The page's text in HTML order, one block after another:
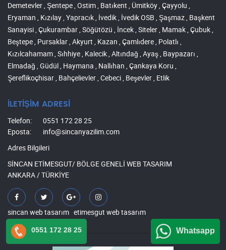
Demetevler , Şentepe , Ostim , Batıkent , Ümitköy , Çayyolu ,
Eryaman , Kızılay , Yapracık , İvedik , İvedik OSB , Şaşmaz , Başkent
Sanayisi , Çukurambar , Söğütözü , İncek , Siteler , Mamak , Çubuk ,
Beştepe , Pursaklar , Akyurt , Kazan , Çamlıdere , Polatlı ,
Kızılcahamam , Sıhhiye , Kalecik , Altındağ , Ayaş , Baypazarı ,
Elmadağ , Güdül , Haymana , Nallıhan , Çankaya Koru ,
Şereflikoçhisar , Bahçelievler , Cebeci , Beşevler , Etlik
İLETİŞİM ADRESİ
Telefon:
0551 172 28 25
Eposta:
info@sincanyazilim.com
Adres Bilgileri
SİNCAN ETİMESGUT/ BÖLGE GENELİ WEB TASARIM
ANKARA / TÜRKİYE
sincan web tasarım etimesgut web tasarım
0551 172 28 25 Whatsapp